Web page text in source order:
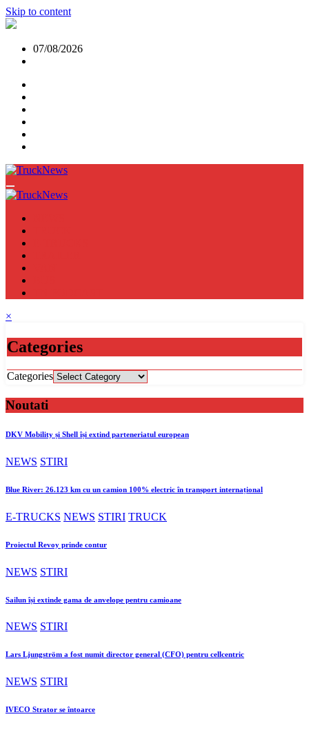
Skip to content
07/08/2026
×
Categories
Categories
Noutati
DKV Mobility și Shell își extind parteneriatul european
NEWS STIRI
Blue River: 26.123 km cu un camion 100% electric în transport internațional
E-TRUCKS NEWS STIRI TRUCK
Proiectul Revoy prinde contur
NEWS STIRI
Sailun își extinde gama de anvelope pentru camioane
NEWS STIRI
Lars Ljungström a fost numit director general (CFO) pentru cellcentric
NEWS STIRI
IVECO Strator se întoarce